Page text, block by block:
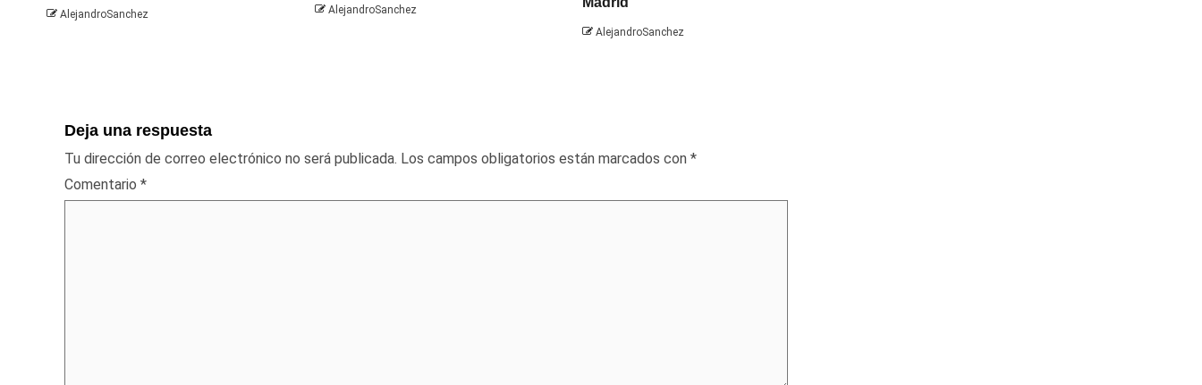
AlejandroSanchez AlejandroSanchez
AlejandroSanchez
Deja una respuesta
Tu dirección de correo electrónico no será publicada. Los campos obligatorios están marcados con *
Comentario *